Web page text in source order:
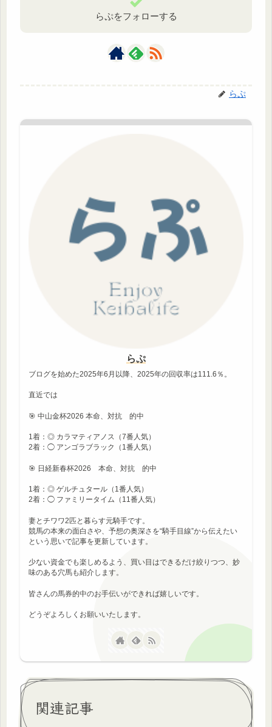
らぷをフォローする
らぷ
らぷ
ブログを始めた2025年6月以降、2025年の回収率は111.6％。
直近では
🎯 中山金杯2026 本命、対抗 的中
1着：◎ カラマティアノス（7番人気）
2着：◯ アンゴラブラック（1番人気）
🎯 日経新春杯2026 本命、対抗 的中
1着：◎ ゲルチュタール（1番人気）
2着：◯ ファミリータイム（11番人気）
妻とチワワ2匹と暮らす元騎手です。
競馬の本来の面白さや、予想の奥深さを“騎手目線”から伝えたい
という思いで記事を更新しています。
少ない資金でも楽しめるよう、買い目はできるだけ絞りつつ、妙
味のある穴馬も紹介します。
皆さんの馬券的中のお手伝いができれば嬉しいです。
どうぞよろしくお願いいたします。
関連記事